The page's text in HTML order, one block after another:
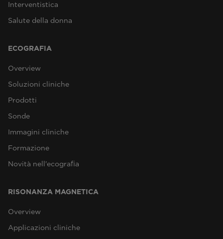
Interventistica
Salute della donna
ECOGRAFIA
Overview
Soluzioni cliniche
Prodotti
Sonde
Immagini cliniche
Formazione
Novità nell'ecografia
RISONANZA MAGNETICA
Overview
Applicazioni cliniche